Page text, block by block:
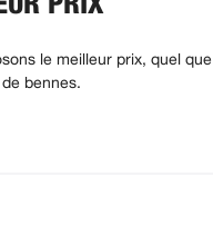
le meilleur prix, quel que
bennes.